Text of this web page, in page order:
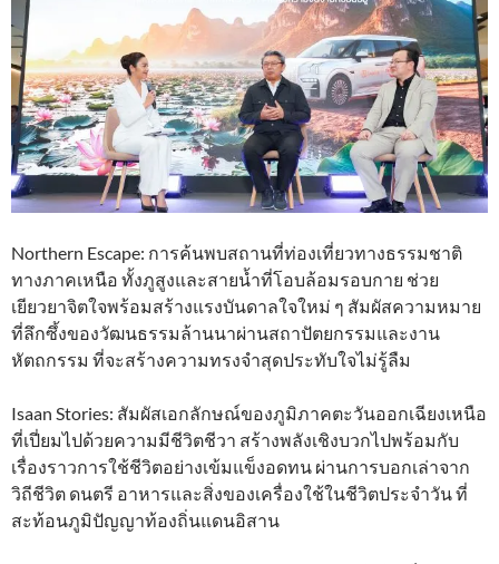
Northern Escape: การค้นพบสถานที่ท่องเที่ยวทางธรรมชาติ
ทางภาคเหนือ ทั้งภูสูงและสายน้ำที่โอบล้อมรอบกาย ช่วย
เยียวยาจิตใจพร้อมสร้างแรงบันดาลใจใหม่ ๆ สัมผัสความหมาย
ที่ลึกซึ้งของวัฒนธรรมล้านนาผ่านสถาปัตยกรรมและงาน
หัตถกรรม ที่จะสร้างความทรงจำสุดประทับใจไม่รู้ลืม
Isaan Stories: สัมผัสเอกลักษณ์ของภูมิภาคตะวันออกเฉียงเหนือ
ที่เปี่ยมไปด้วยความมีชีวิตชีวา สร้างพลังเชิงบวกไปพร้อมกับ
เรื่องราวการใช้ชีวิตอย่างเข้มแข็งอดทน ผ่านการบอกเล่าจาก
วิถีชีวิต ดนตรี อาหารและสิ่งของเครื่องใช้ในชีวิตประจำวัน ที่
สะท้อนภูมิปัญญาท้องถิ่นแดนอิสาน